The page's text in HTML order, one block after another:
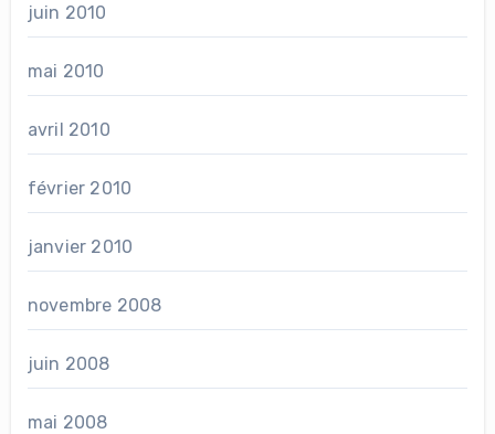
juin 2010
mai 2010
avril 2010
février 2010
janvier 2010
novembre 2008
juin 2008
mai 2008